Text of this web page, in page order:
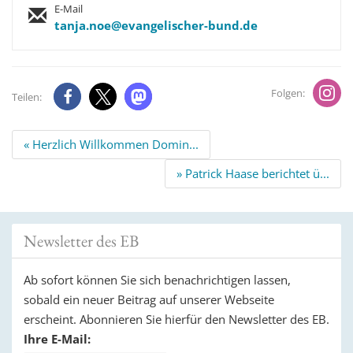
E-Mail
tanja.noe@evangelischer-bund.de
Teilen: Folgen:
Beitrags
Navigation
« Herzlich Willkommen Domin...
» Patrick Haase berichtet ü...
Newsletter des EB
Ab sofort können Sie sich benachrichtigen lassen,
sobald ein neuer Beitrag auf unserer Webseite
erscheint. Abonnieren Sie hierfür den Newsletter des EB.
Ihre E-Mail: